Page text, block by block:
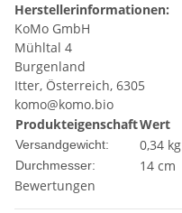
Herstellerinformationen:
KoMo GmbH
Mühltal 4
Burgenland
Itter, Österreich, 6305
komo@komo.bio
ProdukteigenschaftWert
Versandgewicht: 0,34 kg
Durchmesser:
14 cm
Bewertungen